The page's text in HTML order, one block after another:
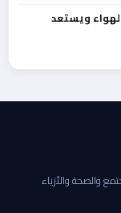
ويستعد
والصحة والأزياء